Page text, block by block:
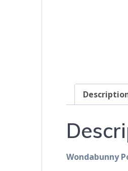
Wondabunny